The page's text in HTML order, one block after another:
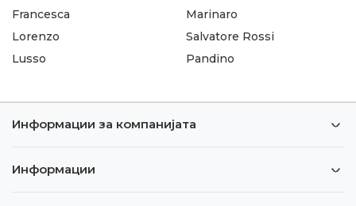
Francesca
Lorenzo
Lusso
Marinaro
Salvatore Rossi
Pandino
Информации за компанијата
Информации